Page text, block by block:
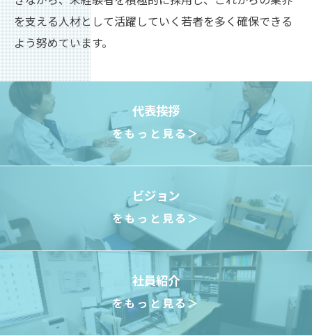
を支える人材として活躍していく若者を多く確保できる
よう努めています。
代表挨拶
をもっと見る＞
ビジョン
をもっと見る＞
社員紹介
をもっと見る＞